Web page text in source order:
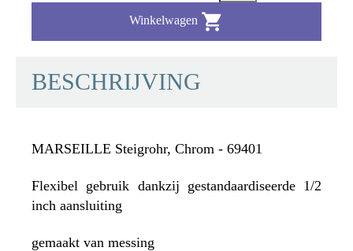
Winkelwagen 
BESCHRIJVING
MARSEILLE Steigrohr, Chrom - 69401
Flexibel gebruik dankzij gestandaardiseerde 1/2
inch aansluiting
gemaakt van messing